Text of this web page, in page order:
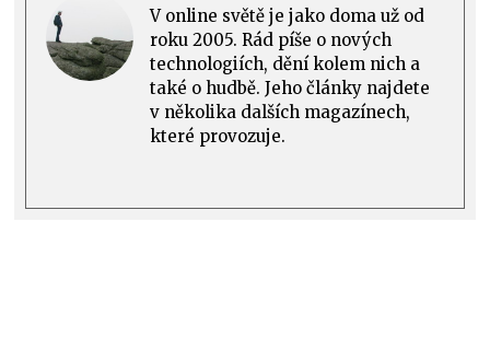
V online světě je jako doma už od
roku 2005. Rád píše o nových
technologiích, dění kolem nich a
také o hudbě. Jeho články najdete
v několika dalších magazínech,
které provozuje.